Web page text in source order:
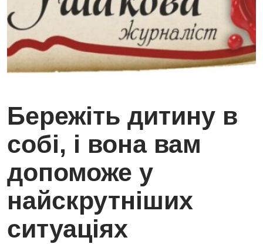
Бережіть дитину в
собі, і вона вам
допоможе у
найскрутніших
ситуаціях